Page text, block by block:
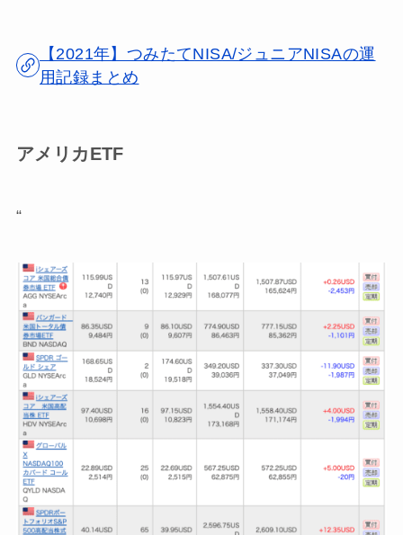
【2021年】つみたてNISA/ジュニアNISAの運
用記録まとめ
アメリカETF
“